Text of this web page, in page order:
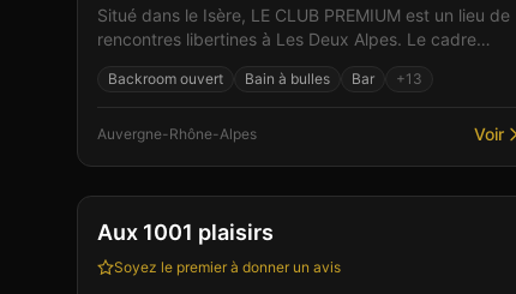
Situé dans le Isère, LE CLUB PREMIUM est un lieu de
rencontres libertines à Les Deux Alpes. Le cadre
Backroom ouvert Bain à bulles Bar +13
Auvergne-Rhône-Alpes Voir
Club Spa & Wellness +3
Aux 1001 plaisirs
Soyez le premier à donner un avis